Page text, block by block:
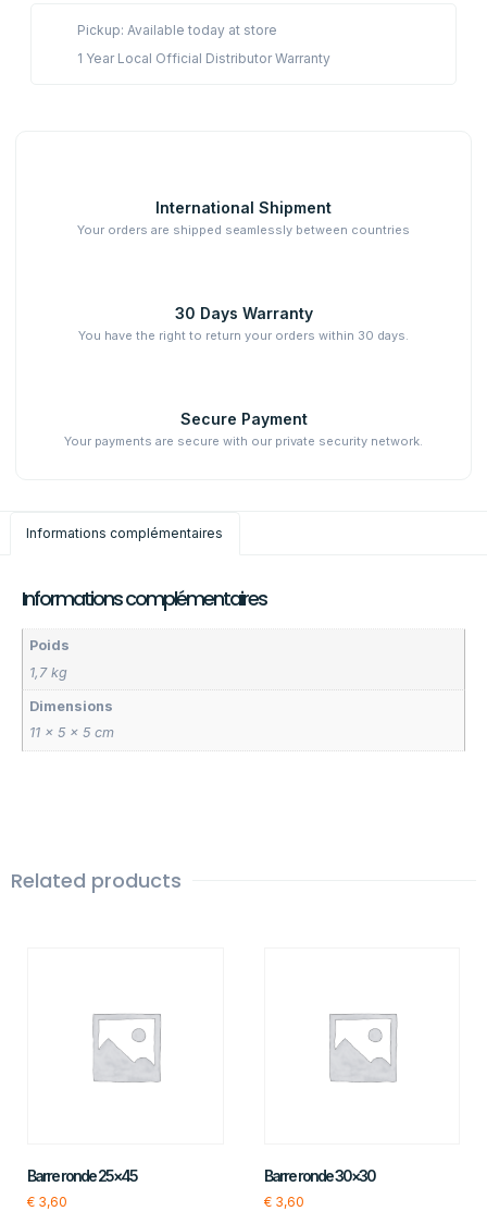
Pickup: Available today at store
1 Year Local Official Distributor Warranty
International Shipment
Your orders are shipped seamlessly between countries
30 Days Warranty
You have the right to return your orders within 30 days.
Secure Payment
Your payments are secure with our private security network.
Informations complémentaires
Informations complémentaires
Poids
1,7 kg
Dimensions
11 × 5 × 5 cm
Related products
Barre ronde 25×45
€ 3,60
Barre ronde 30×30
€3,60